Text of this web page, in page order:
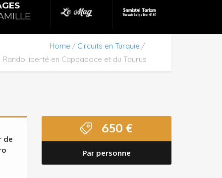
Home
Circuits en Turquie
Rando liberté en Cappadoce et du Taurus
de
650€
Par personne